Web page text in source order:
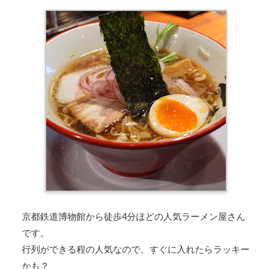
京都鉄道博物館から徒歩4分ほどの人気ラーメン屋さん
です。
行列ができる程の人気なので、すぐに入れたらラッキー
かも？